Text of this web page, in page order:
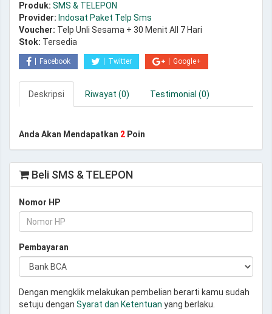
Produk: SMS & TELEPON
Provider: Indosat Paket Telp Sms
Voucher: Telp Unli Sesama + 30 Menit All 7 Hari
Stok: Tersedia
Facebook Twitter Google+
Deskripsi Riwayat (0) Testimonial (0)
Anda Akan Mendapatkan 2 Poin
Beli SMS & TELEPON
Nomor HP
Pembayaran
Dengan mengklik melakukan pembelian berarti kamu sudah
setuju dengan Syarat dan Ketentuan yang berlaku.